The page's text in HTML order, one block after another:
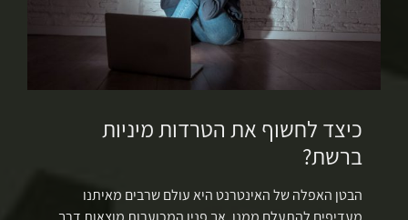
מהו עורך דין להגירה?
עורך דין הגירה יכול להעניק סיוע למי שמבקש לעבור למדינה חדשה או
כיצד לחשוף את הטרדות מיניות
ברשת?
הבטן האפלה של האינטרנט היא עולם שרבים מאיתנו